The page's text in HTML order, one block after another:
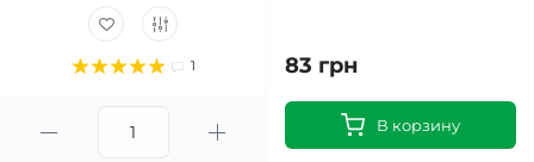
1 83 грн
В корзину